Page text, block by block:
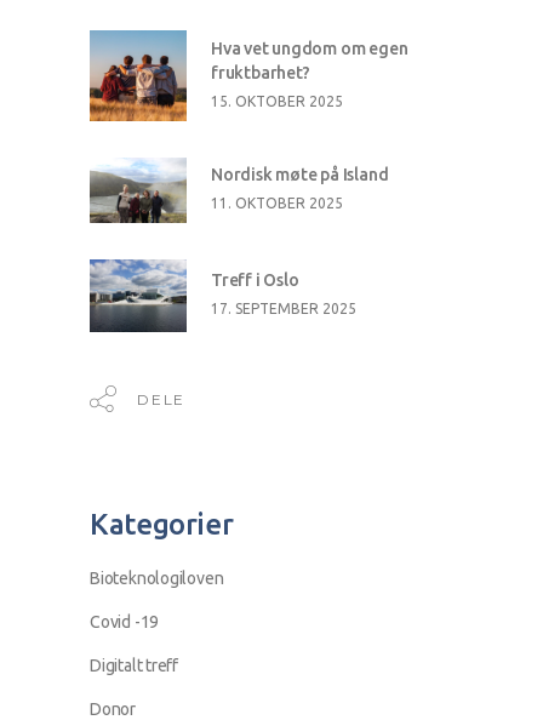
Hva vet ungdom om egen
fruktbarhet?
15. OKTOBER 2025
Nordisk møte på Island
11. OKTOBER 2025
Treff i Oslo
17. SEPTEMBER 2025
DELE
Kategorier
Bioteknologiloven
Covid -19
Digitalt treff
Donor